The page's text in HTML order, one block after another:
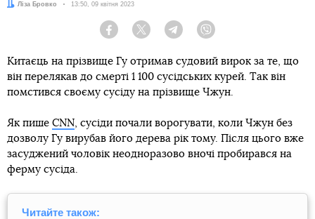
Автор:
Ліза Бровко Дата:
13:50, 09 квітня 2023
Facebook Twitter Telegram
Китаєць на прізвище Гу отримав судовий вирок за те, що
він перелякав до смерті 1 100 сусідських курей. Так він
помстився своєму сусіду на прізвище Чжун.
Як пише CNN, сусіди почали ворогувати, коли Чжун без
дозволу Гу вирубав його дерева рік тому. Після цього вже
засуджений чоловік неодноразово вночі пробирався на
ферму сусіда.
Читайте також: